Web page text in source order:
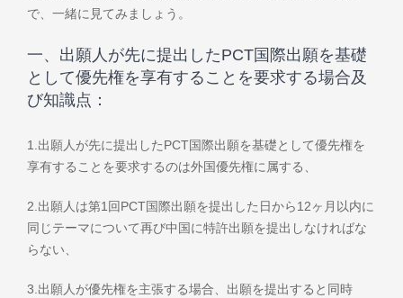
で、一緒に見てみましょう。
一、出願人が先に提出したPCT国際出願を基礎
として優先権を享有することを要求する場合及
び知識点：
1.出願人が先に提出したPCT国際出願を基礎として優先権を
享有することを要求するのは外国優先権に属する、
2.出願人は第1回PCT国際出願を提出した日から12ヶ月以内に
同じテーマについて再び中国に特許出願を提出しなければな
らない、
3.出願人が優先権を主張する場合、出願を提出すると同時